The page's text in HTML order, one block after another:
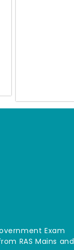
Exam
RAS Mains and